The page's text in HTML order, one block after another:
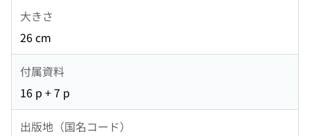
大きさ
26 cm
付属資料
16 p + 7 p
出版地（国名コード）